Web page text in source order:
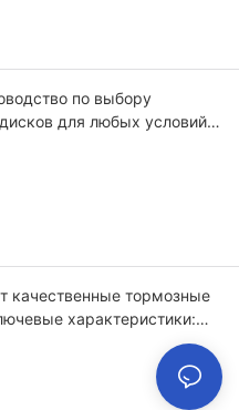
по выбору
для любых условий
качественные тормозные
характеристики: